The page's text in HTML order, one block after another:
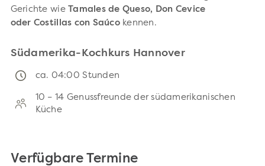
Gerichte wie
Tamales de Queso, Don Cevice
oder Costillas con Saúcokennen.
Südamerika-Kochkurs Hannover
ca. 04:00 Stunden
10 – 14 Genussfreunde der südamerikanischen
Küche
Verfügbare Termine